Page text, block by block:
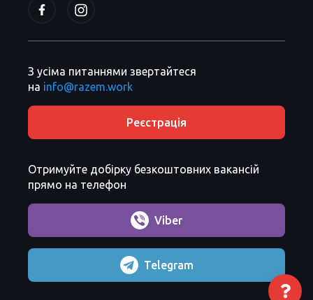
З усіма питаннями звертайтеся
на info@razem.work
Реєстрація
Отримуйте добірку безкоштовних вакансій
прямо на телефон
Viber
Telegram